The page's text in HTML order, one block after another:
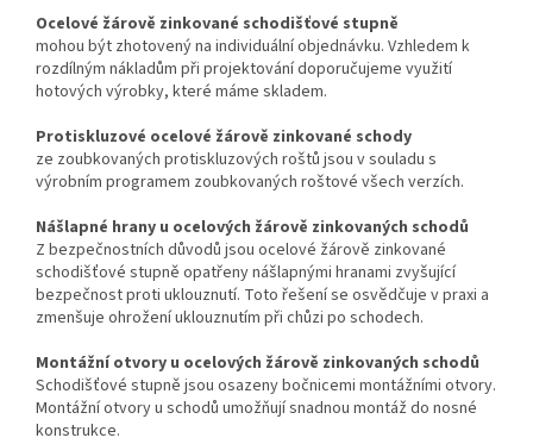
Ocelové žárově zinkované schodišťové stupně
mohou být zhotovený na individuální objednávku. Vzhledem k
rozdílným nákladům při projektování doporučujeme využití
hotových výrobky, které máme skladem.
Protiskluzové ocelové žárově zinkované schody
ze zoubkovaných protiskluzových roštů jsou v souladu s
výrobním programem zoubkovaných roštové všech verzích.
Nášlapné hrany u ocelových žárově zinkovaných schodů
Z bezpečnostních důvodů jsou ocelové žárově zinkované
schodišťové stupně opatřeny nášlapnými hranami zvyšující
bezpečnost proti uklouznutí. Toto řešení se osvědčuje v praxi a
zmenšuje ohrožení uklouznutím při chůzi po schodech.
Montážní otvory u ocelových žárově zinkovaných schodů
Schodišťové stupně jsou osazeny bočnicemi montážními otvory.
Montážní otvory u schodů umožňují snadnou montáž do nosné
konstrukce.